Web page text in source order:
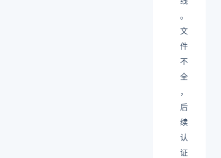
。
文
件
不
全
，
后
续
认
证